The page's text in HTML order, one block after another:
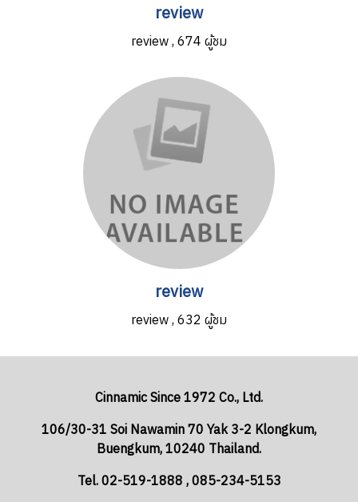
review
review,674 ผู้ชม
review
review,632 ผู้ชม
Cinnamic Since 1972 Co., Ltd.
106/30-31 Soi Nawamin 70 Yak 3-2 Klongkum,
Buengkum, 10240 Thailand.
Tel. 02-519-1888 , 085-234-5153